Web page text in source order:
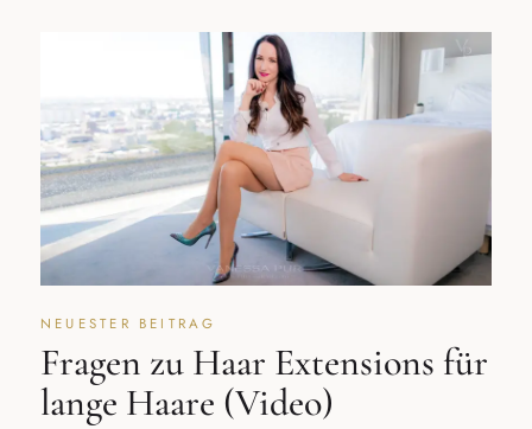
NEUESTER BEITRAG
Fragen zu Haar Extensions für
lange Haare (Video)